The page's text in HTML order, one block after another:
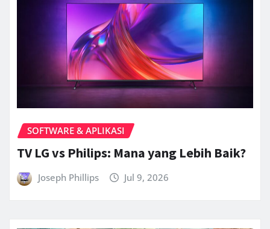
SOFTWARE & APLIKASI
TV LG vs Philips: Mana yang Lebih Baik?
Joseph Phillips Jul 9, 2026